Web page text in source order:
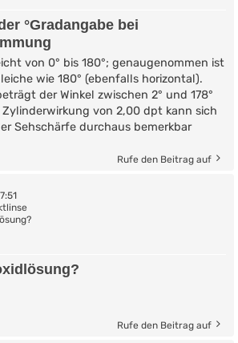
°Gradangabe bei
von 0° bis 180°; genaugenommen ist
wie 180° (ebenfalls horizontal).
der Winkel zwischen 2° und 178°
Zylinderwirkung von 2,00 dpt kann sich
Sehschärfe durchaus bemerkbar
Rufe den Beitrag auf
Rufe den Beitrag auf